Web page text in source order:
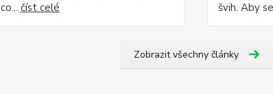
co... číst celé
švih. Aby
Zobrazit všechny články